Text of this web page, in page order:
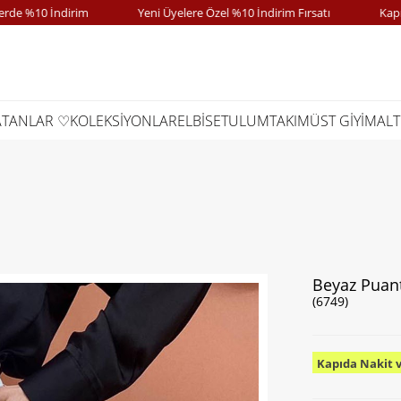
%10 İndirim Yeni Üyelere Özel %10 İndirim Fırsatı
♡KOLEKSİYONLARELBİSETULUMTAKIMÜST GİYİM
Beyaz
(6749)
Kapıda Nakit